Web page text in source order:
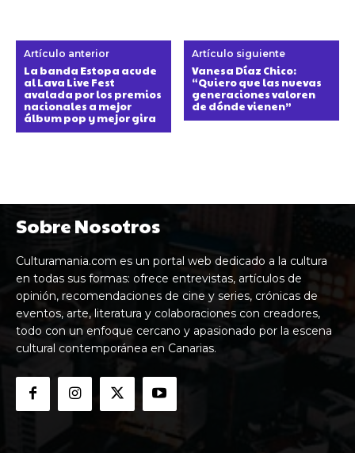
Artículo anterior
La banda Estopa acude
al Lava Live Fest
avalada por los premios
nacionales a mejor
álbum pop y mejor gira
Artículo siguiente
Vanesa Díaz Chico:
“Quiero que las nuevas
generaciones valoren
de dónde vienen”
Sobre Nosotros
Culturamania.com es un portal web dedicado a la cultura
en todas sus formas: ofrece entrevistas, artículos de
opinión, recomendaciones de cine y series, crónicas de
eventos, arte, literatura y colaboraciones con creadores,
todo con un enfoque cercano y apasionado por la escena
cultural contemporánea en Canarias.